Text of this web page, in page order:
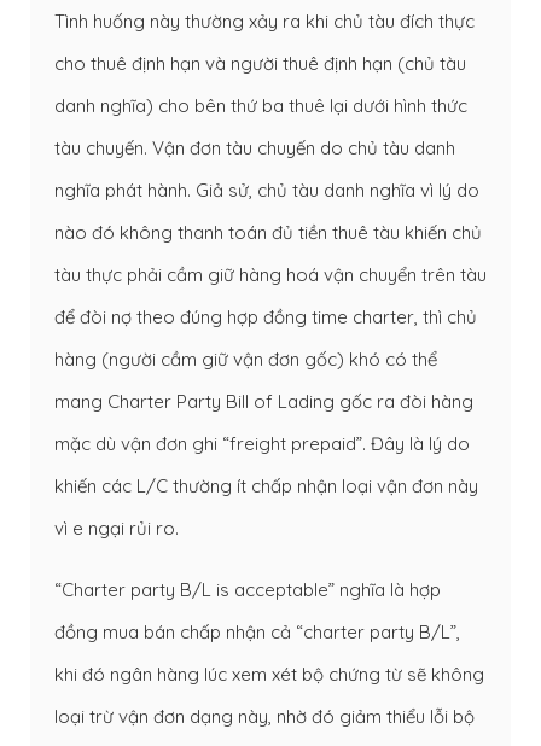
Tình huống này thường xảy ra khi chủ tàu đích thực
cho thuê định hạn và người thuê định hạn (chủ tàu
danh nghĩa) cho bên thứ ba thuê lại dưới hình thức
tàu chuyến. Vận đơn tàu chuyến do chủ tàu danh
nghĩa phát hành. Giả sử, chủ tàu danh nghĩa vì lý do
nào đó không thanh toán đủ tiền thuê tàu khiến chủ
tàu thực phải cầm giữ hàng hoá vận chuyển trên tàu
để đòi nợ theo đúng hợp đồng time charter, thì chủ
hàng (người cầm giữ vận đơn gốc) khó có thể
mang Charter Party Bill of Lading gốc ra đòi hàng
mặc dù vận đơn ghi “freight prepaid”. Đây là lý do
khiến các L/C thường ít chấp nhận loại vận đơn này
vì e ngại rủi ro.
“Charter party B/L is acceptable” nghĩa là hợp
đồng mua bán chấp nhận cả “charter party B/L”,
khi đó ngân hàng lúc xem xét bộ chứng từ sẽ không
loại trừ vận đơn dạng này, nhờ đó giảm thiểu lỗi bộ